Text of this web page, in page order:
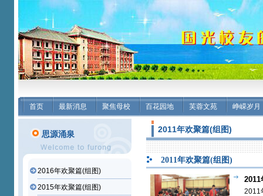
首页 最新消息 聚焦母校 百花园地 芙蓉文苑 峥嵘岁月
思源涌泉
2016年欢聚篇(组图)
2015年欢聚篇(组图)
2011年欢聚篇(组图)
2011年欢聚篇(组图)
2011
校友新春
2011